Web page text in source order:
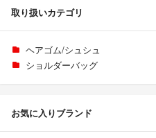
取り扱いカテゴリ
ヘアゴム/シュシュ
ショルダーバッグ
お気に入りブランド